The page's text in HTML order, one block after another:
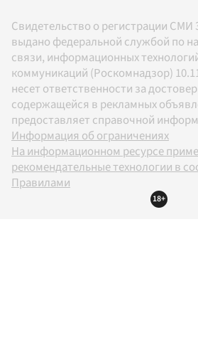
Свидетельство о регистрации
выдано федеральной службой по
связи, информационных
коммуникаций (Роскомнадзор)
несет ответственности за
содержащейся в рекламных
предоставляет справочной
Информация об ограничениях
На информационном ресурсе
рекомендательные технологии в
Правилами
18+